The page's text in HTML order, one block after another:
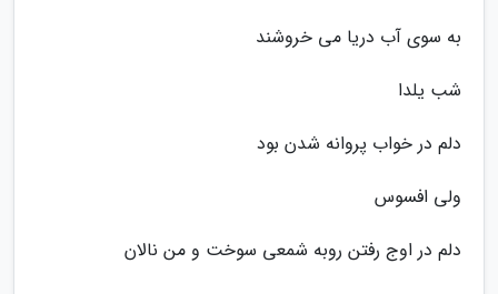
به سوی آب دریا می خروشند
شب یلدا
دلم در خواب پروانه شدن بود
ولی افسوس
دلم در اوج رفتن روبه شمعی سوخت و من نالان